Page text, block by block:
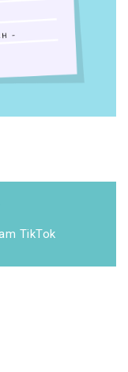
TikTok